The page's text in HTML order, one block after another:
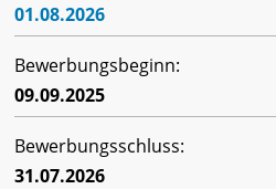
01.08.2026
Bewerbungsbeginn:
09.09.2025
Bewerbungsschluss:
31.07.2026